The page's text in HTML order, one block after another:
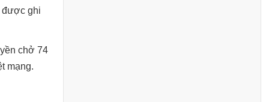
được ghi
chở 74
mạng.